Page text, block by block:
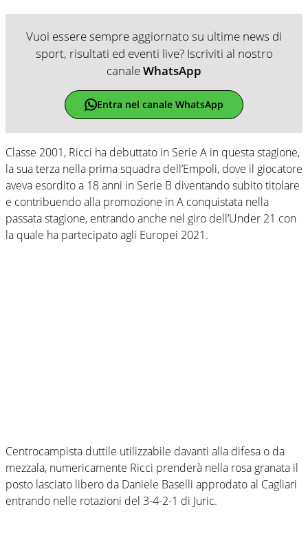
Vuoi essere sempre aggiornato su ultime news di
sport, risultati ed eventi live? Iscriviti al nostro
canaleWhatsApp
Entra nel canale WhatsApp
Classe 2001, Ricci ha debuttato in Serie A in questa stagione,
la sua terza nella prima squadra dell’Empoli, dove il giocatore
aveva esordito a 18 anni in Serie B diventando subito titolare
e contribuendo alla promozione in A conquistata nella
passata stagione, entrando anche nel giro dell’Under 21 con
la quale ha partecipato agli Europei 2021.
Centrocampista duttile utilizzabile davanti alla difesa o da
mezzala, numericamente Ricci prenderà nella rosa granata il
posto lasciato libero da Daniele Baselli approdato al Cagliari
entrando nelle rotazioni del 3-4-2-1 di Juric.